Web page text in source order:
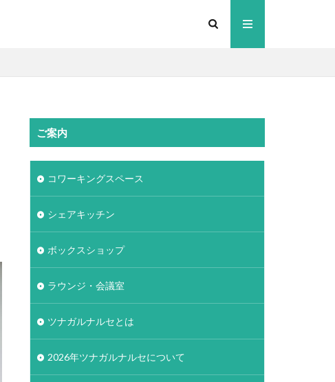
ご案内
コワーキングスペース
シェアキッチン
ボックスショップ
ラウンジ・会議室
ツナガルナルセとは
2026年ツナガルナルセについて